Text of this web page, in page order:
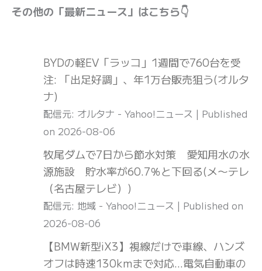
その他の「最新ニュース」はこちら👇
BYDの軽EV「ラッコ」1週間で760台を受
注: 「出足好調」、年1万台販売狙う(オルタ
ナ)
配信元: オルタナ - Yahoo!ニュース
Published
on 2026-08-06
牧尾ダムで7日から節水対策 愛知用水の水
源施設 貯水率が60.7％と下回る(メ〜テレ
（名古屋テレビ）)
配信元: 地域 - Yahoo!ニュース
Published on
2026-08-06
【BMW新型iX3】視線だけで車線、ハンズ
オフは時速130kmまで対応…電気自動車の